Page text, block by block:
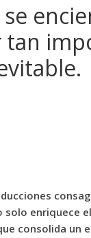
tan
h
solo enriquece
consolida un